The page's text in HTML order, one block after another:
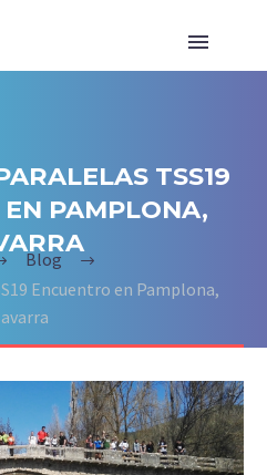
TSS19
PAMPLONA,
Blog
Encuentro en Pamplona,